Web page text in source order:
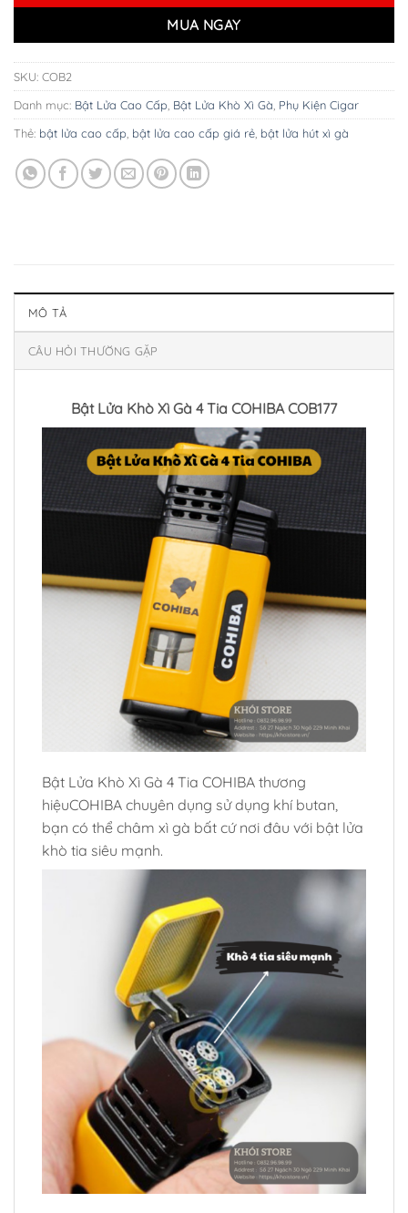
MUA NGAY
SKU: COB2
Danh mục: Bật Lửa Cao Cấp Bật Lửa Khò Xì Gà Phụ Kiện Cigar
Thẻ: bật lửa cao cấp bật lửa cao cấp giá rẻ bật lửa hút xì gà
MÔ TẢ
CÂU HỎI THƯỜNG GẶP
Bật Lửa Khò Xì Gà 4 Tia COHIBA COB177
Bật Lửa Khò Xì Gà 4 Tia COHIBA thương
hiệuCOHIBA chuyên dụng sử dụng khí butan,
bạn có thể châm xì gà bất cứ nơi đâu với bật lửa
khò tia siêu mạnh.